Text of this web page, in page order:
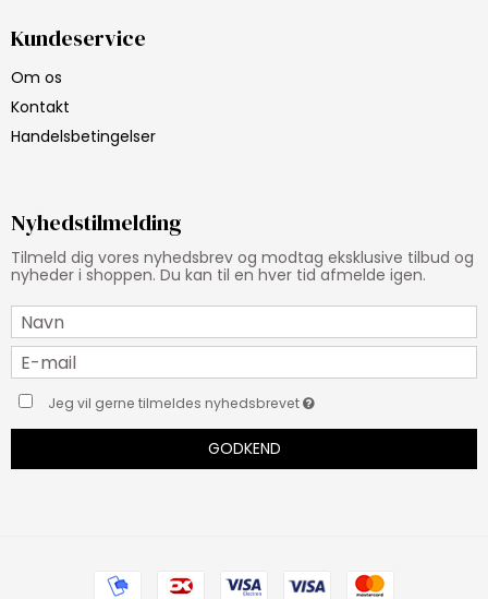
Kundeservice
Om os
Kontakt
Handelsbetingelser
Nyhedstilmelding
Tilmeld dig vores nyhedsbrev og modtag eksklusive tilbud og
nyheder i shoppen. Du kan til en hver tid afmelde igen.
Jeg vil gerne tilmeldes nyhedsbrevet
GODKEND